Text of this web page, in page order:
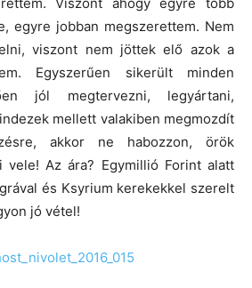
egyre jobban megszerettem. Nem
viszont nem jöttek elő azok a
Egyszerűen sikerült minden
jól megtervezni, legyártani,
mellett valakiben megmozdít
akkor ne habozzon, örök
vele! Az ára? Egymillió Forint alatt
és Ksyrium kerekekkel szerelt
jó vétel!